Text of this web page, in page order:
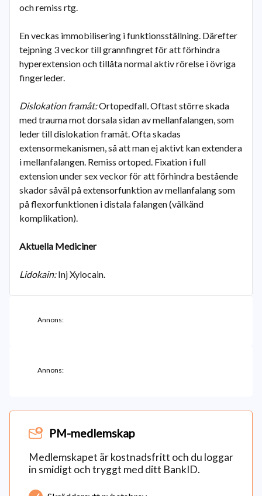
och remiss rtg.
En veckas immobilisering i funktionsställning. Därefter
tejpning 3 veckor till grannfingret för att förhindra
hyperextension och tillåta normal aktiv rörelse i övriga
fingerleder.
Dislokation framåt:Ortopedfall.Oftast större skada
med trauma mot dorsala sidan av mellanfalangen, som
leder till dislokation framåt. Ofta skadas
extensormekanismen, så att man ej aktivt kan extendera
i mellanfalangen. Remiss ortoped. Fixation i full
extension under sex veckor för att förhindra bestående
skador såväl på extensorfunktion av mellanfalang som
på flexorfunktionen i distala falangen (välkänd
komplikation).
Aktuella Mediciner
Lidokain:Inj Xylocain.
Annons:
Annons:
PM-medlemskap
Medlemskapet är kostnadsfritt och du loggar
in smidigt och tryggt med ditt BankID.